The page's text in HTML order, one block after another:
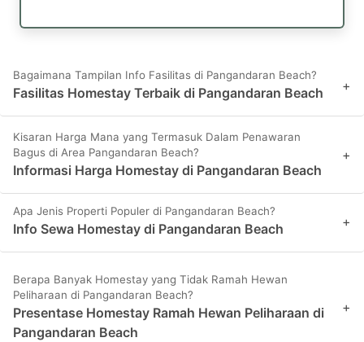
Bagaimana Tampilan Info Fasilitas di Pangandaran Beach?
Fasilitas Homestay Terbaik di Pangandaran Beach +
Kisaran Harga Mana yang Termasuk Dalam Penawaran
Bagus di Area Pangandaran Beach?
Informasi Harga Homestay di Pangandaran Beach
+
Apa Jenis Properti Populer di Pangandaran Beach?
Info Sewa Homestay di Pangandaran Beach +
Berapa Banyak Homestay yang Tidak Ramah Hewan
Peliharaan di Pangandaran Beach?
Presentase Homestay Ramah Hewan Peliharaan di
Pangandaran Beach
+